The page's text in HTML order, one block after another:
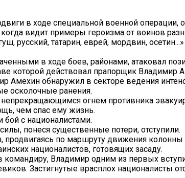
в ходе специальной военной операции,
видит примеры героизма от воинов
русский, татарин, еврей, мордвин, осетин...»
в ходе боев, районами, атаковал
которой действовал прапорщик Владимир
Амехин обнаружил в секторе ведения
осколочные ранения.
огнем противника
чем спас ему жизнь.
с националистами.
понеся существенные потери, отступили.
по маршруту движения колонны
националистов, готовящих засаду.
Владимир одним из первых
Застигнутые врасплох националисты